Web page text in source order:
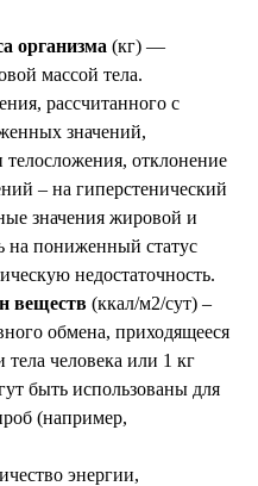
организма (кг) —
массой тела.
рассчитанного с
значений,
отклонение
– на гиперстенический
значения жировой и
на пониженный статус
недостаточность.
веществ (ккал/м2/сут) –
обмена, приходящееся
человека или 1 кг
быть использованы для
(например,
энергии,